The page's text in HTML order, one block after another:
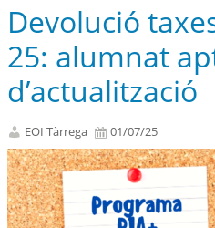
Devolució
25: alumnat
d’actualització
EOI Tàrrega 01/07/25